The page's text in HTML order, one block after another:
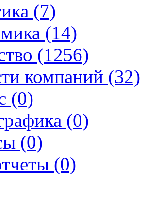
(7)
(14)
(1256)
компаний (32)
(0)
(0)
(0)
(0)